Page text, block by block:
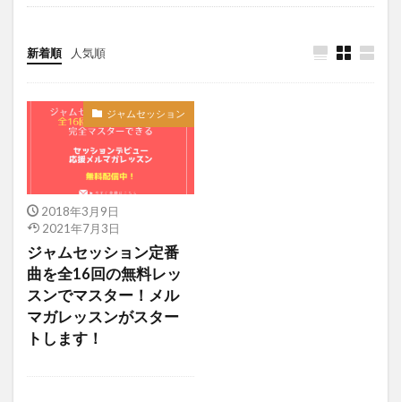
新着順 人気順
ジャムセッション
2018年3月9日
2021年7月3日
ジャムセッション定番
曲を全16回の無料レッ
スンでマスター！メル
マガレッスンがスター
トします！